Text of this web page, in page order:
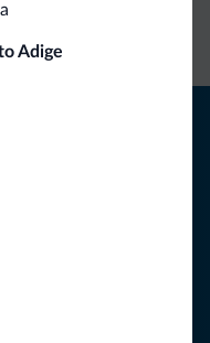
Adige
e news per la tua